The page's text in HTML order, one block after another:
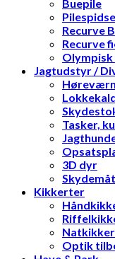
Buepile
Recurve
Recurve
Olympisk
Jagtudstyr /
Høreværn
Tasker,
3D dyr
Kikkerter
Optik